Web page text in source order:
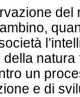
del
un
e di